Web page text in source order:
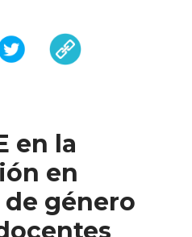
en la
en
género